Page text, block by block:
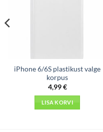
iPhone 6/6S plastikust valge
korpus
4,99€
LISA KORVI